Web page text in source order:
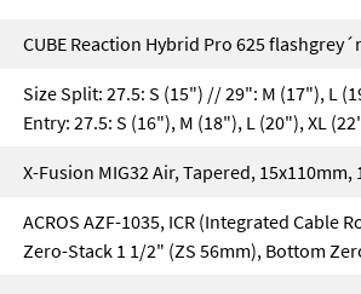
CUBE Reaction Hybrid Pro 625
Size Split: 27.5: S (15") // 29": M (17"), L
Entry: 27.5: S (16"), M (18"), L (20"), XL
X-Fusion MIG32 Air, Tapered,
ACROS AZF-1035, ICR (Integrated Cable
Zero-Stack 1 1/2" (ZS 56mm), Bottom